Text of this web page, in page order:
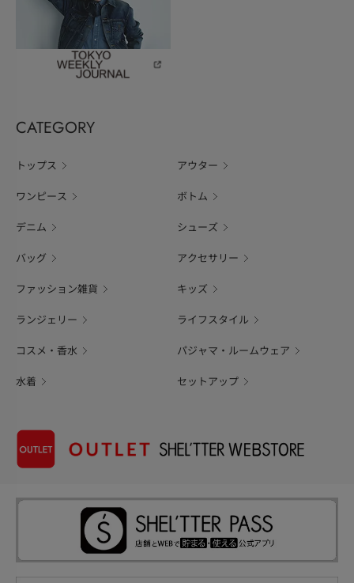
CATEGORY
トップス アウター
ワンピース ボトム
デニム シューズ
バッグ アクセサリー
ファッション雑貨 キッズ
ランジェリー ライフスタイル
コスメ・香水 パジャマ・ルームウェア
水着 セットアップ